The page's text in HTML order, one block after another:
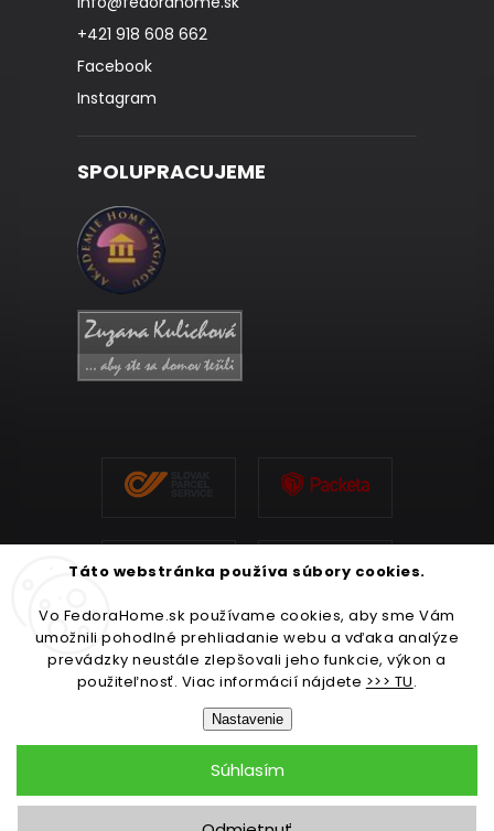
Táto webstránka používa súbory cookies.
Vo FedoraHome.sk používame cookies, aby sme Vám
umožnili pohodlné prehliadanie webu a vďaka analýze
prevádzky neustále zlepšovali jeho funkcie, výkon a
použiteľnosť. Viac informácií nájdete >>> TU.
Nastavenie
Súhlasím
+421 918 608 662
Facebook
Instagram
SPOLUPRACUJEME
Copyright 2026FedoraHome.sk. Všetky práva vyhradené.